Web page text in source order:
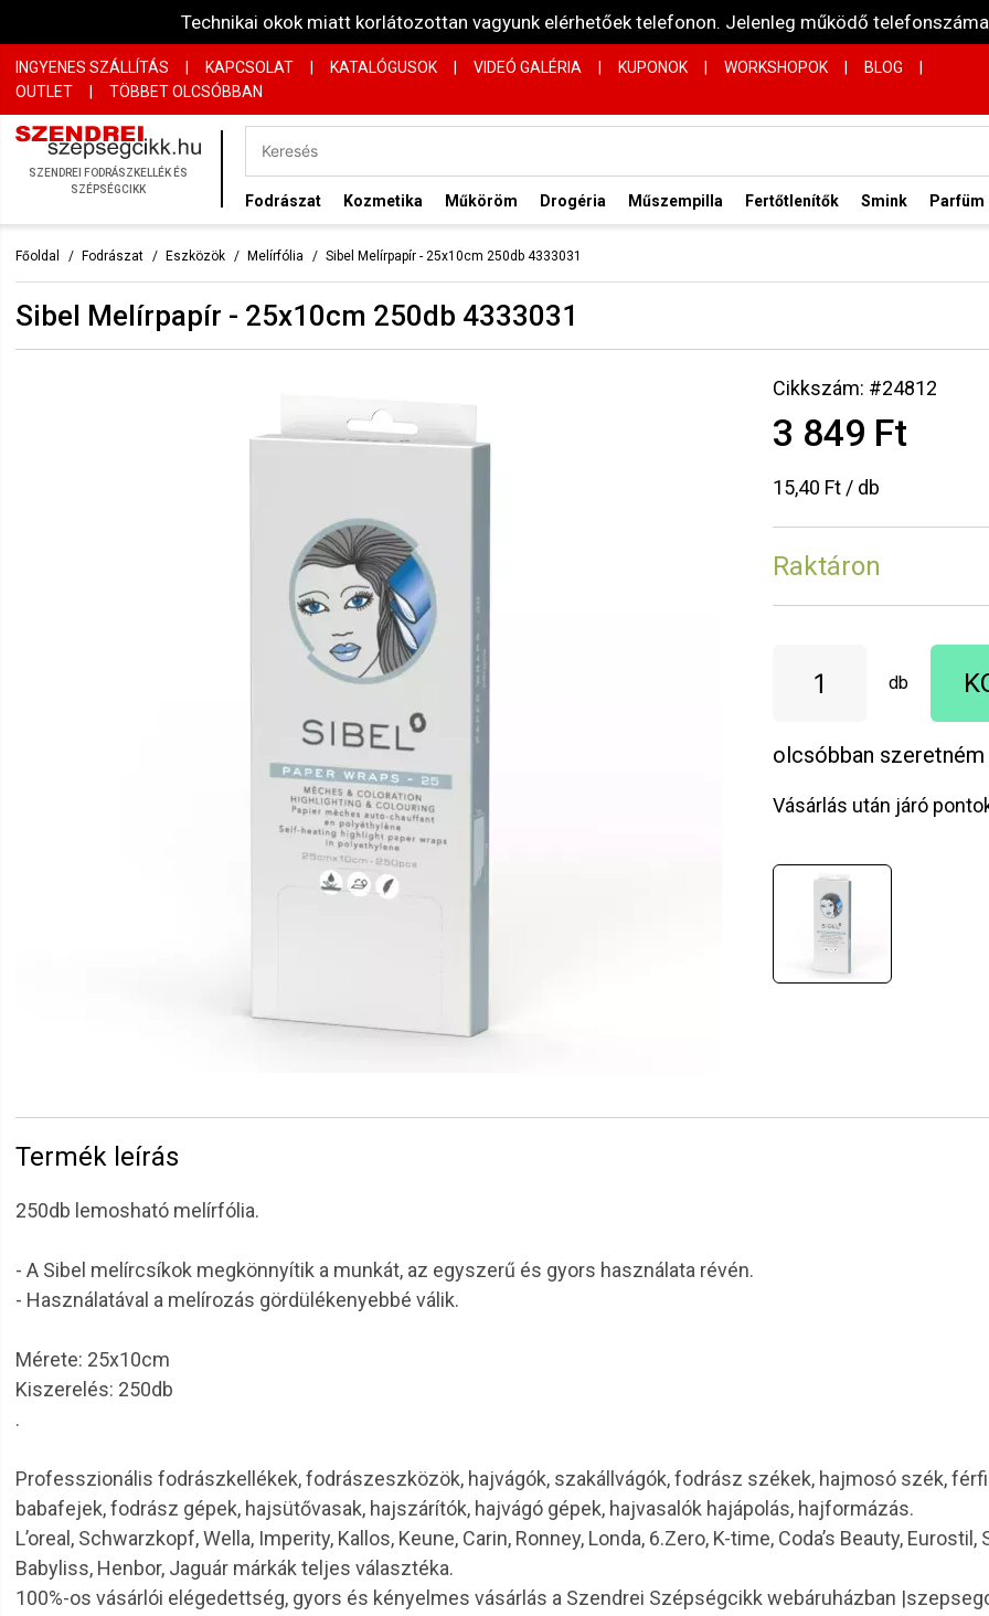
Technikai okok miatt korlátozottan vagyunk elérhetőek telefonon. Jelenleg működő
INGYENES SZÁLLÍTÁS KAPCSOLAT KATALÓGUSOK VIDEÓ GALÉRIA KUPONOK WORKSHOPOK BLOG
OUTLET
| TÖBBET OLCSÓBBAN
SZENDREI FODRÁSZKELLÉK ÉS
SZÉPSÉGCIKK
Fodrászat Kozmetika Műköröm Drogéria Műszempilla Fertőtlenítők Smink Parfüm
Főoldal Fodrászat Eszközök Melírfólia Sibel Melírpapír - 25x10cm 250db 4333031
Sibel Melírpapír - 25x10cm 250db 4333031
Cikkszám: #24812
3 849 Ft
15,40 Ft / db
Raktáron
db
olcsóbban szeretném
Vásárlás után járó
Termék leírás
250db lemosható melírfólia.
- A Sibel melírcsíkok megkönnyítik a munkát, az egyszerű és gyors használata révén.
- Használatával a melírozás gördülékenyebbé válik.
Mérete: 25x10cm
Kiszerelés: 250db
.
Professzionális fodrászkellékek, fodrászeszközök, hajvágók, szakállvágók, fodrász székek, hajmosó szék,
babafejek, fodrász gépek, hajsütővasak, hajszárítók, hajvágó gépek, hajvasalók hajápolás, hajformázás.
L’oreal, Schwarzkopf, Wella, Imperity, Kallos, Keune, Carin, Ronney, Londa, 6.Zero, K-time, Coda’s Beauty,
Babyliss, Henbor, Jaguár márkák teljes választéka.
100%-os vásárlói elégedettség, gyors és kényelmes vásárlás a Szendrei Szépségcikk webáruházban